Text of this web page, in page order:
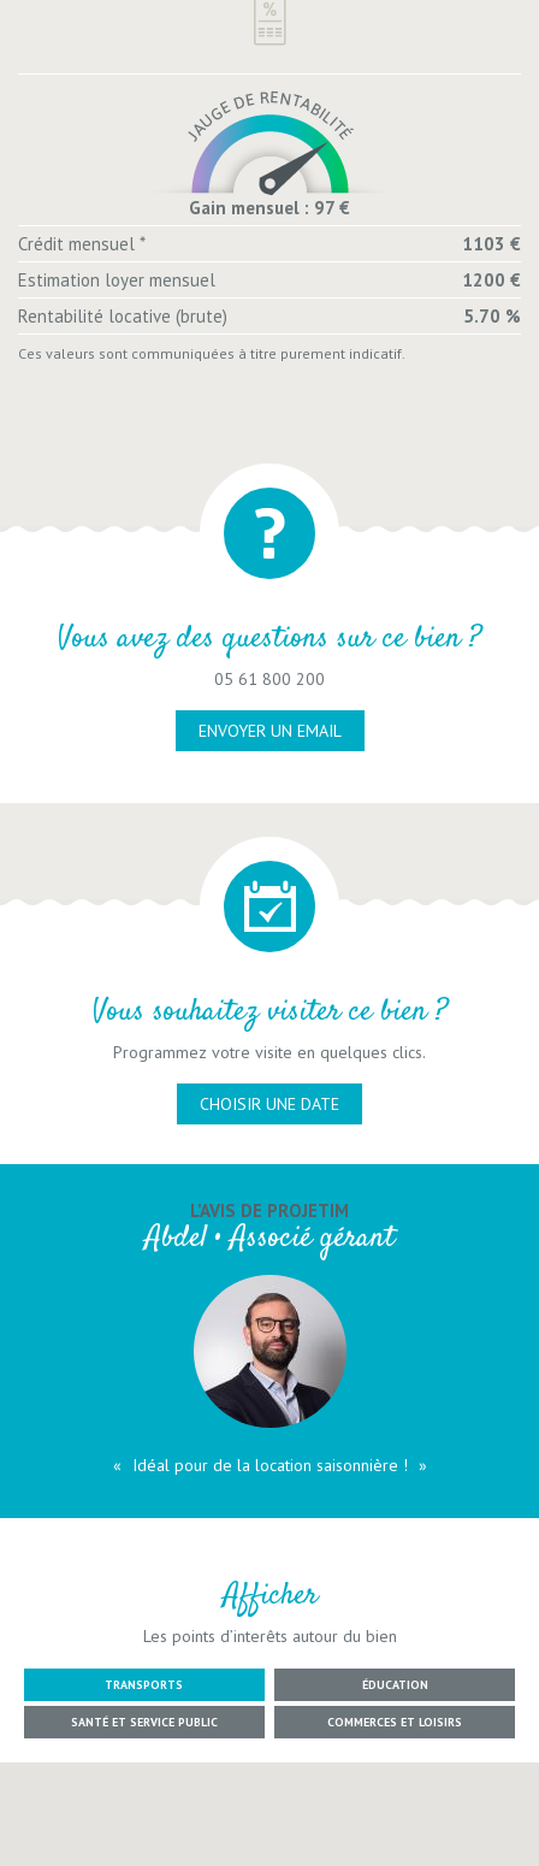
Gain mensuel : 97 €
Crédit mensuel *
1103 €
Estimation loyer mensuel
1200 €
Rentabilité locative (brute)
5.70 %
Ces valeurs sont communiquées à titre purement indicatif.
Vous avez des questions sur ce bien ?
05 61 800 200
ENVOYER UN EMAIL
Vous souhaitez visiter ce bien ?
Programmez votre visite en quelques clics.
CHOISIR UNE DATE
L’AVIS DE PROJETIM
Abdel • Associé gérant
Idéal pour de la location saisonnière !
Afficher
Les points d’interêts autour du bien
TRANSPORTS ÉDUCATION
SANTÉ ET SERVICE PUBLIC COMMERCES ET LOISIRS